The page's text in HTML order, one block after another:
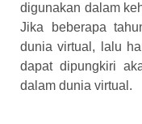
digunakan dalam
Jika beberapa
dunia virtual, lalu
dapat dipungkiri
dalam dunia virtual.